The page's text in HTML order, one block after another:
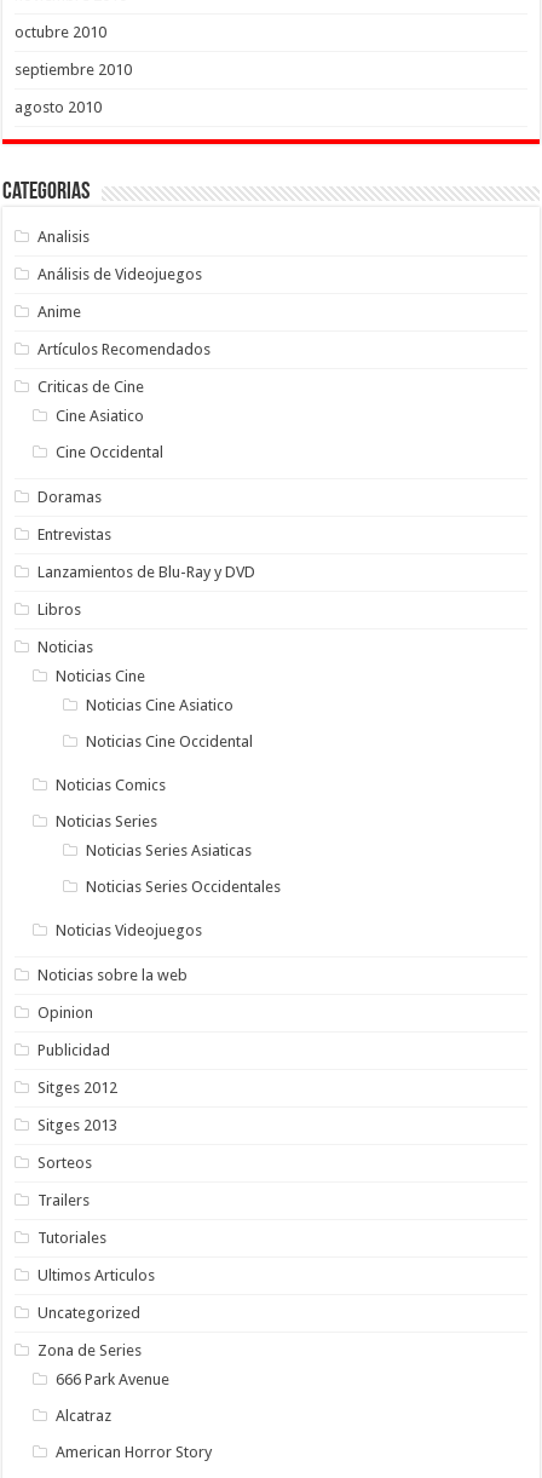
octubre 2010
septiembre 2010
agosto 2010
Categorias
Analisis
Análisis de Videojuegos
Anime
Artículos Recomendados
Criticas de Cine
Cine Asiatico
Cine Occidental
Doramas
Entrevistas
Lanzamientos de Blu-Ray y DVD
Libros
Noticias
Noticias Cine
Noticias Cine Asiatico
Noticias Cine Occidental
Noticias Comics
Noticias Series
Noticias Series Asiaticas
Noticias Series Occidentales
Noticias Videojuegos
Noticias sobre la web
Opinion
Publicidad
Sitges 2012
Sitges 2013
Sorteos
Trailers
Tutoriales
Ultimos Articulos
Uncategorized
Zona de Series
666 Park Avenue
Alcatraz
American Horror Story